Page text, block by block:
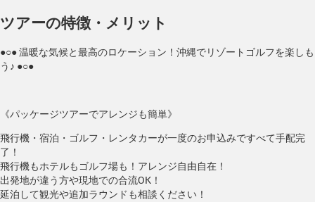
ツアーの特徴・メリット
●○● 温暖な気候と最高のロケーション！沖縄でリゾートゴルフを楽しも
う♪ ●○●
《パッケージツアーでアレンジも簡単》
飛行機・宿泊・ゴルフ・レンタカーが一度のお申込みですべて手配完
了！
飛行機もホテルもゴルフ場も！アレンジ自由自在！
出発地が違う方や現地での合流OK！
延泊して観光や追加ラウンドも相談ください！